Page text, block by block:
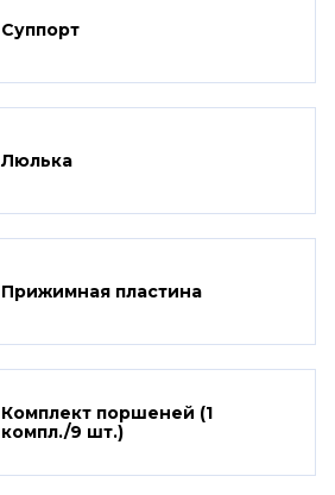
Суппорт
Люлька
Прижимная пластина
Комплект поршеней (1
компл./9 шт.)